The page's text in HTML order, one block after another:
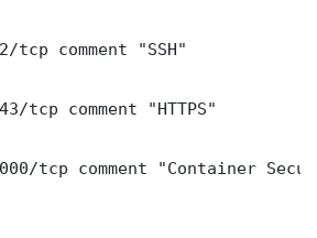
tcp comment "SSH"
tcp comment "HTTPS"
tcp comment "Container